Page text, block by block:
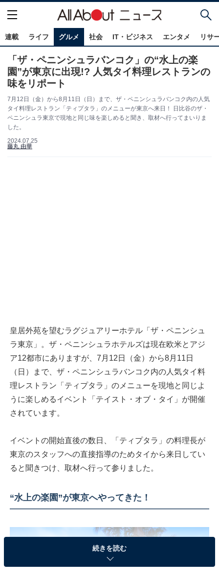
連載 ライフ グルメ 社会 IT・ビジネス エンタメ リサ
「ザ・ペニンシュラバンコク」の“水上の楽
園”が東京に出現!? 人気タイ料理レストランの
味をリポート
7月12日（金）から8月11日（日）まで、ザ・ペニンシュラバンコク内の人気
タイ料理レストラン「ティプタラ」のメニューが東京へ来日！ 日比谷のザ・
ペニンシュラ東京で現地と同じ味を楽しめると聞き、取材へ行ってまいりま
した。
2024.07.25
藤丸 由華
皇居外苑を望むラグジュアリーホテル「ザ・ペニンシュ
ラ東京」。ザ・ペニンシュラホテルズは現在欧米とアジ
ア12都市にありますが、7月12日（金）から8月11日
（日）まで、ザ・ペニンシュラバンコク内の人気タイ料
理レストラン「ティプタラ」のメニューを現地と同じよ
うに楽しめるイベント「テイスト・オブ・タイ」が開催
されています。
イベントの開始直後の数日、「ティプタラ」の料理長が
東京のスタッフへの直接指導のためタイから来日してい
ると聞きつけ、取材へ行って参りました。
“水上の楽園”が東京へやってきた！
続きを読む